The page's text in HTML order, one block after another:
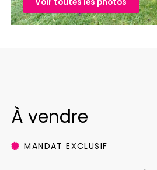
À vendre
MANDAT EXCLUSIF